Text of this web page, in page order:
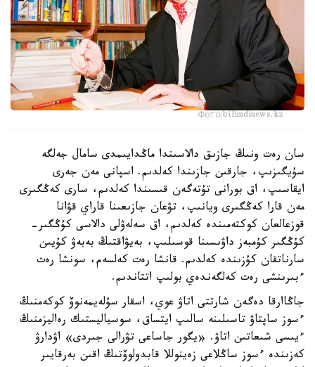
Фото:bilimdinews.kz
سان رەت ونىڭ جازىق دالاسىندا ماڭدايىمدى سامال جەلگە
سۇيگىزىپ، جارقىن جازىندا كەلدىم. اسپانى مەن جەرى
ايقاسىپ، اق بورانى تۇتەگەن قىسىندا كەلدىم، سارى كەڭگىرى
مەن قارا كەڭگىرى ويانىپ، تۋعان جازىعىنا قاراي قۋانا
قوزعالعان كوكتەمىندە كەلدىم، اق سەلەۋلى دالاسى كۇڭگىر-
كۇڭگىر كۇمبەز داۋىسىنا قوسىلىپ، بەيۋاقتىڭ بەبەۋ كۇيىن
سارناتقان كۇزىندە كەلدىم. قانشا رەت كەلسەم، سونشا رەت
ءبىرىنشى رەت كەلگەندەي بولىپ اتتاندىم.
جاڭاارقا دەگەن شارتتى اتاۋ عوي، اسقار سۇلەيمەنوۆ كوكەمنىڭ
ءسوز ساپتاۋ تاسىلىنە سالىپ ايتساق، سوسياليستىك رەاليزمنىڭ
ءيىسى شىعاتىن اتاۋ. «يگور جاساعى تۋرالى جىردى» اۋدارۋ
كەزىندە ءسوز ساڭلاعى زەينوللا قابدولوۆتىڭ اقىن بەرقايىر